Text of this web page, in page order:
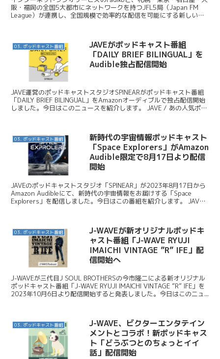
阪・福岡の全国5大都市にネットワークを持つJFL5局（Japan FM
League）が連携し、全国規模で効率的な配信を可能にする新しい音
03. ポッドキャスト番組
JAVEがポッドキャスト番組
「DAILY BRIEF BILINGUAL」を
Audible独占配信開始
JAVE運営のポッドキャストスタジオSPINEARがポッドキャスト番組
「DAILY BRIEF BILINGUAL」をAmazonオーディブルで独占配信開始
しました。今日はこのニュースを紹介します。 JAVE / あの人気ポッ
03. ポッドキャスト番組
新時代の宇宙情報ポッドキャスト
「Space Explorers」がAmazon
Audible限定で8月17日より配信
開始
JAVEのポッドキャストスタジオ「SPINEAR」が2023年8月17日から
Amazon Audibleにて、新時代の宇宙情報をお届けする「Space
Explorers」を配信しました。今日はこの番組を紹介します。 JAVE /
03. ポッドキャスト番組
J-WAVEが新オリジナルポッドキ
ャスト番組「J-WAVE RYUJI
IMAICHI VINTAGE ”R” IFE」配
信開始へ
J-WAVEが三代目J SOUL BROTHERSの今市隆二による新オリジナル
ポッドキャスト番組「J-WAVE RYUJI IMAICHI VINTAGE ”R” IFE」を
2023年10月6日より配信開始すると発表しました。今日はこのニュ...
03. ポッドキャスト番組
J-WAVE、ビクターエンタテイン
メントとコラボ！新ポッドキャス
ト「どうぶつとのちょっとイイ
話」配信開始